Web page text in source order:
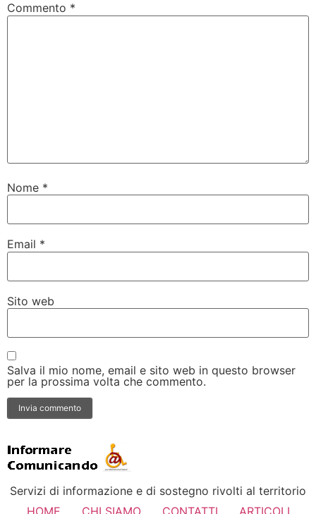
Commento *
Nome *
Email *
Sito web
Salva il mio nome, email e sito web in questo browser
per la prossima volta che commento.
Servizi di informazione e di sostegno rivolti al territorio